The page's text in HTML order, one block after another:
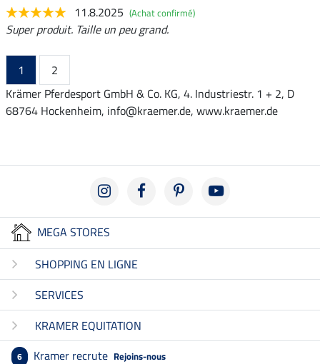
11.8.2025 (Achat confirmé)
Super produit. Taille un peu grand.
1
2
Krämer Pferdesport GmbH & Co. KG, 4. Industriestr. 1 + 2, D
68764 Hockenheim, info@kraemer.de, www.kraemer.de
MEGA STORES
SHOPPING EN LIGNE
SERVICES
KRAMER EQUITATION
6 Kramer recrute Rejoins-nous